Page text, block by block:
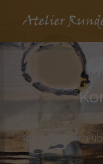
Ich freue mich